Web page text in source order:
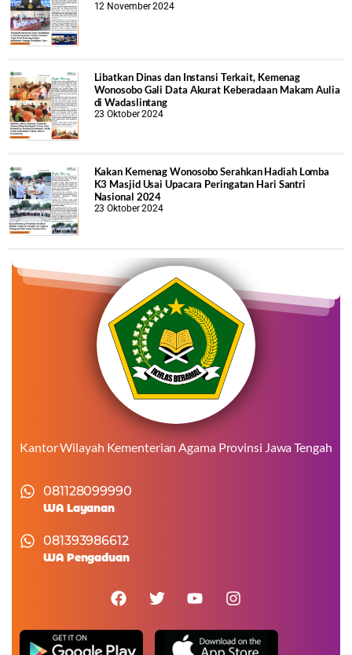
12 November 2024
Libatkan Dinas dan Instansi Terkait, Kemenag
Wonosobo Gali Data Akurat Keberadaan Makam Aulia
di Wadaslintang
23 Oktober 2024
Kakan Kemenag Wonosobo Serahkan Hadiah Lomba
K3 Masjid Usai Upacara Peringatan Hari Santri
Nasional 2024
23 Oktober 2024
Kantor Wilayah Kementerian Agama Provinsi Jawa Tengah
081128099990
WA Layanan
081393986612
WA Pengaduan